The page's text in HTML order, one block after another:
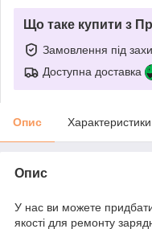
Що таке купити з
Замовлення під
Доступна доставка
Опис Характеристики
Опис
У нас ви можете придбати
якості для ремонту